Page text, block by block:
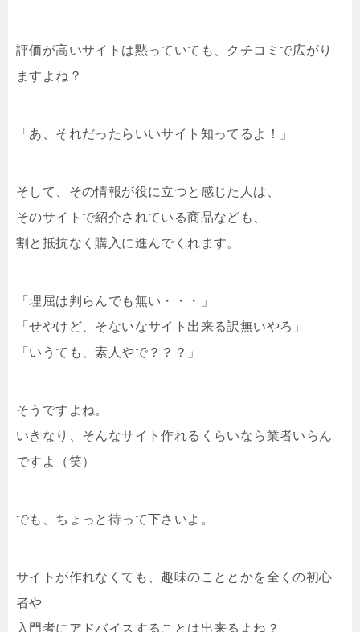
評価が高いサイトは黙っていても、クチコミで広がり
ますよね？
「あ、それだったらいいサイト知ってるよ！」
そして、その情報が役に立つと感じた人は、
そのサイトで紹介されている商品なども、
割と抵抗なく購入に進んでくれます。
「理屈は判らんでも無い・・・」
「せやけど、そないなサイト出来る訳無いやろ」
「いうても、素人やで？？？」
そうですよね。
いきなり、そんなサイト作れるくらいなら業者いらん
ですよ（笑）
でも、ちょっと待って下さいよ。
サイトが作れなくても、趣味のこととかを全くの初心
者や
入門者にアドバイスすることは出来るよね？